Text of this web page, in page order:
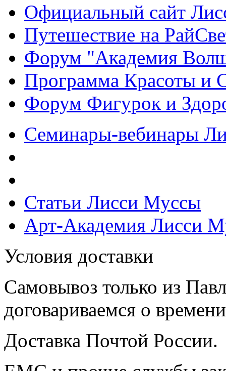
Официальный сайт
Путешествие на
Форум "Академия
Программа Красоты и
Форум Фигурок и
Семинары-вебинары
Статьи Лисси Муссы
Арт-Академия Лисси
Условия доставки
Самовывоз только из
договариваемся о
Доставка Почтой России.